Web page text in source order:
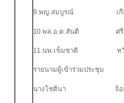
9.พญ.สมบูรณ์ เกียร
10.พล.อ.ต.สันติ ศรีเ
11.นพ.เข็มชาติ ห
รายนามผู้เข้าร่วมประชุม
นางโชตินา จ้อยจุ